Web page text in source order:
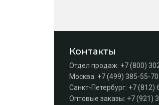
Контакты
Отдел продаж: +7 (800)
Москва: +7 (499) 385-55-70
Санкт-Петербург: +7 (812)
Оптовые заказы: +7 (921)